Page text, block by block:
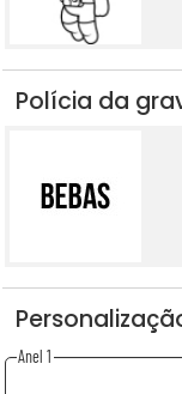
Polícia da
Anel 1